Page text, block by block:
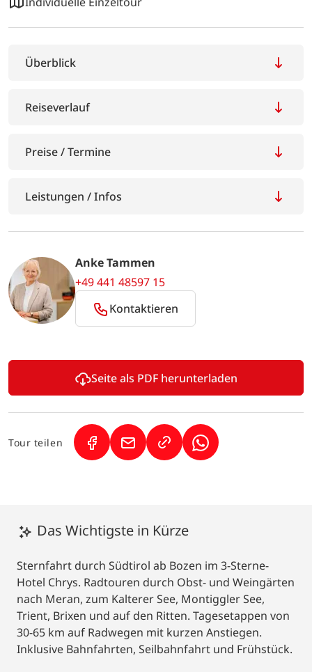
Das Wichtigste in Kürze
Sternfahrt durch Südtirol ab Bozen im 3-Sterne-
Hotel Chrys. Radtouren durch Obst- und Weingärten
nach Meran, zum Kalterer See, Montiggler See,
Trient, Brixen und auf den Ritten. Tagesetappen von
30-65 km auf Radwegen mit kurzen Anstiegen.
Inklusive Bahnfahrten, Seilbahnfahrt und Frühstück.
Überblick
Reiseverlauf
Preise / Termine
Leistungen / Infos
Anke Tammen
+49 441 48597 15
Kontaktieren
Seite als PDF herunterladen
Tour teilen (Link öffnet in neuem Tab)
(Link öffnet in neuem Tab)
(Link öffnet in